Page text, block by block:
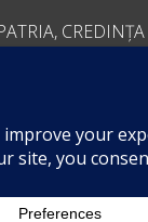
ALĂTURI DE
aplicația